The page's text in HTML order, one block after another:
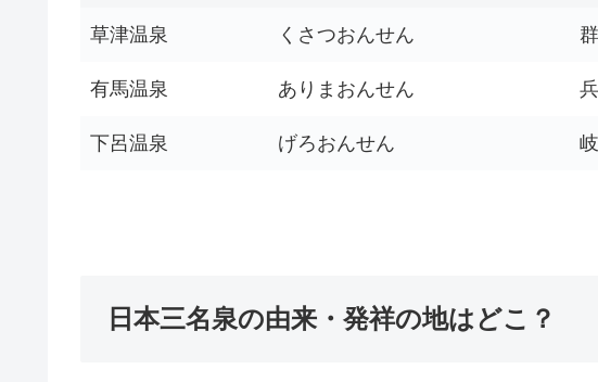
草津温泉 くさつおんせん
有馬温泉 ありまおんせん
下呂温泉 げろおんせん
日本三名泉の由来・発祥の地はどこ？